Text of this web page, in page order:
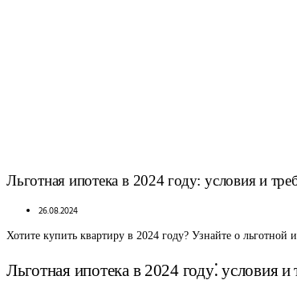
Льготная ипотека в 2024 году: условия и
26.08.2024
Хотите купить квартиру в 2024 году? Узнайте о льготной
Льготная ипотека в 2024 году⁚ условия и